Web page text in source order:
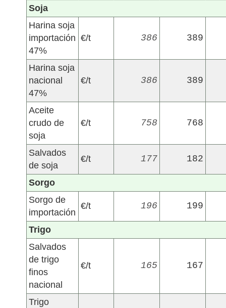
Soja
Harina soja
importación
47%
€/t 386 389
Harina soja
nacional
47%
€/t 386 389
Aceite
crudo de
soja
€/t 758 768
Salvados
de soja
€/t 177 182
Sorgo
Sorgo de
importación
€/t 196 199
Trigo
Salvados
de trigo
finos
nacional
€/t 165 167
Trigo